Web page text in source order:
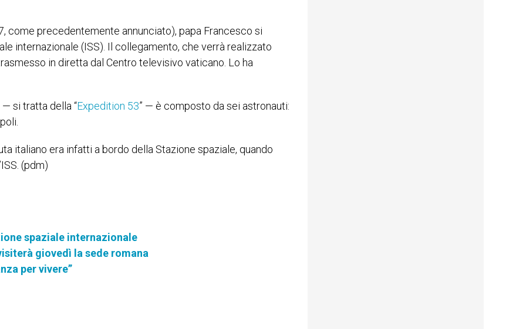
come precedentemente annunciato), papa Francesco si
internazionale (ISS). Il collegamento, che verrà realizzato
in diretta dal Centro televisivo vaticano. Lo ha
si tratta della “Expedition 53” — è composto da sei astronauti:
italiano era infatti a bordo della Stazione spaziale, quando
(pdm)
spaziale internazionale
giovedì la sede romana
per vivere”